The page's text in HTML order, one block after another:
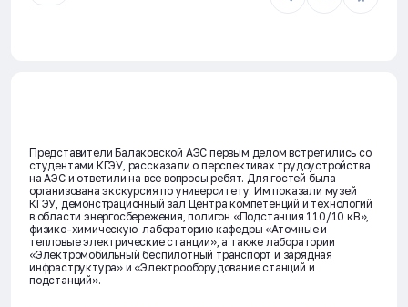
Представители Балаковской АЭС первым делом встретились со
студентами КГЭУ, рассказали о перспективах трудоустройства
на АЭС и ответили на все вопросы ребят. Для гостей была
организована экскурсия по университету. Им показали музей
КГЭУ, демонстрационный зал Центра компетенций и технологий
в области энергосбережения, полигон «Подстанция 110/10 кВ»,
физико-химическую лабораторию кафедры «Атомные и
тепловые электрические станции», а также лаборатории
«Электромобильный беспилотный транспорт и зарядная
инфраструктура» и «Электрооборудование станций и
подстанций».